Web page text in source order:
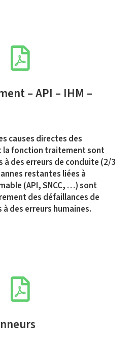
– API – IHM –
causes directes des
la fonction traitement sont
des erreurs de conduite (2/3
restantes liées à
(API, SNCC, …) sont
des défaillances de
des erreurs humaines.